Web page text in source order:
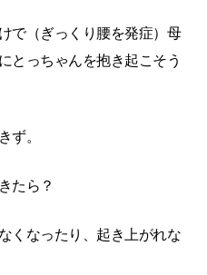
で（ぎっくり腰を発症）母
とっちゃんを抱き起こそう
ず。
たら？
くなったり、起き上がれな